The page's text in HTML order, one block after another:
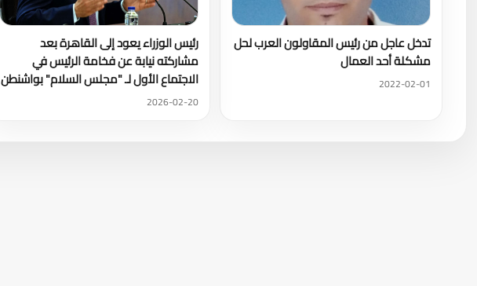
تدخل عاجل من رئيس المقاولون العرب لحل
مشكلة أحد العمال
2022-02-01
رئيس الوزراء يعود إلى القاهرة بعد
مشاركته نيابة عن فخامة الرئيس في
الاجتماع الأول لـ "مجلس السلام" بواشنطن
2026-02-20